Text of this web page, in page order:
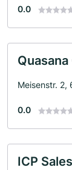
0.0
Quasana
Meisenstr. 2,
0.0
ICP